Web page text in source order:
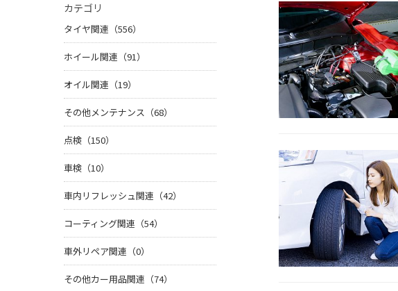
カテゴリ
タイヤ関連（556）
ホイール関連（91）
オイル関連（19）
その他メンテナンス（68）
点検（150）
車検（10）
車内リフレッシュ関連（42）
コーティング関連（54）
車外リペア関連（0）
その他カー用品関連（74）